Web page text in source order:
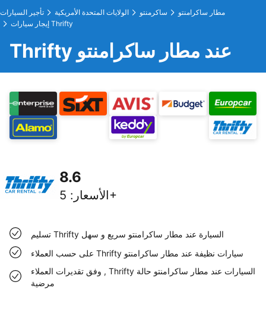
تأجير السيارات الولايات المتحدة الأمريكية ساكرمنتو
مطار ساكرامنتو
إيجار سيارات Thrifty
Thrifty عند مطار ساكرامنتو
8.6
الأسعار : 5+
تسليم Thrifty السيارة عند مطار ساكرامنتو سريع و سهل
على حسب العملاء Thrifty سيارات نظيفة عند مطار ساكرامنتو
وفق تقديرات العملاء , Thrifty السيارات عند مطار ساكرامنتو حالة
مرضية